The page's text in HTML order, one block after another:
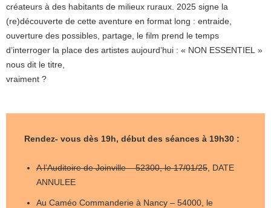
créateurs à des habitants de milieux ruraux. 2025 signe la
(re)découverte de cette aventure en format long : entraide,
ouverture des possibles, partage, le film prend le temps
d’interroger la place des artistes aujourd’hui : « NON ESSENTIEL »
nous dit le titre,
vraiment ?
Rendez- vous dès 19h, début des séances à 19h30 :
A l’Auditoire de Joinville – 52300, le 17/01/25 , DATE
ANNULEE
Au Caméo Commanderie à Nancy – 54000, le